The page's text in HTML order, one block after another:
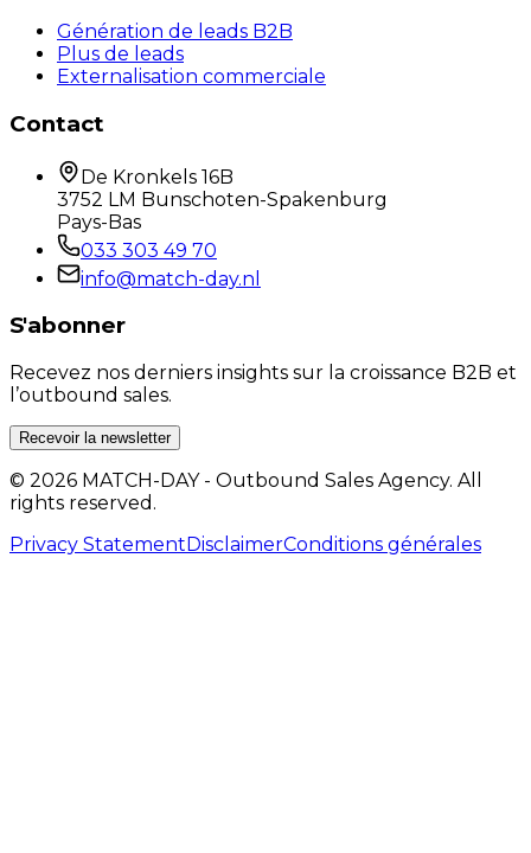
Génération de leads B2B
Plus de leads
Externalisation commerciale
Contact
De Kronkels 16B
3752 LM Bunschoten-Spakenburg
Pays-Bas
033 303 49 70
info@match-day.nl
S'abonner
Recevez nos derniers insights sur la croissance B2B et
l’outbound sales.
Recevoir la newsletter
© 2026 MATCH-DAY - Outbound Sales Agency. All
rights reserved.
Privacy StatementDisclaimerConditions générales